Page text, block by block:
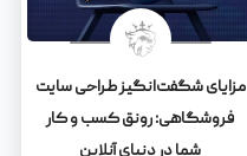
مزایای شگفت‌انگیز طراحی سایت
فروشگاهی: رونق کسب و کار
شما در دنیای آنلاین